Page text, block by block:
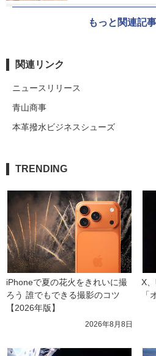
もっと関連記
関連リンク
ニュースリリース
青山商事
本革撥水ビジネスシューズ
TRENDING
iPhoneで夏の花火をきれいに撮
ろう 誰でもできる撮影のコツ
【2026年版】
2026年8月8日
X
「